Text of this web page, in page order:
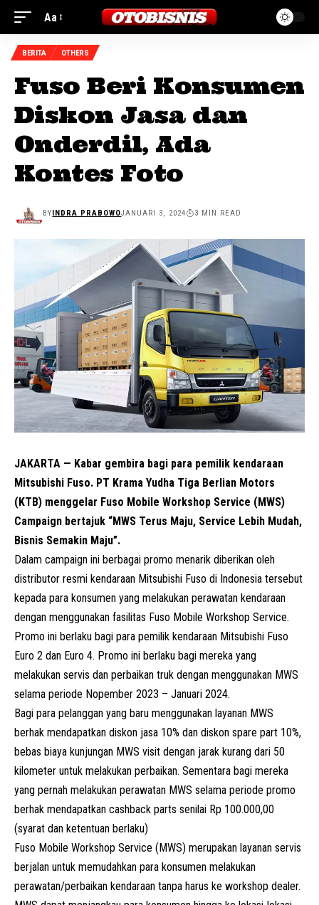
Aa
BERITA OTHERS
Fuso Beri Konsumen
Diskon Jasa dan
Onderdil, Ada
Kontes Foto
BYINDRA PRABOWOJANUARI 3, 2024 3 MIN READ
JAKARTA — Kabar gembira bagi para pemilik kendaraan
Mitsubishi Fuso. PT Krama Yudha Tiga Berlian Motors
(KTB) menggelar Fuso Mobile Workshop Service (MWS)
Campaign bertajuk “MWS Terus Maju, Service Lebih Mudah,
Bisnis Semakin Maju”.
Dalam campaign ini berbagai promo menarik diberikan oleh
distributor resmi kendaraan Mitsubishi Fuso di Indonesia tersebut
kepada para konsumen yang melakukan perawatan kendaraan
dengan menggunakan fasilitas Fuso Mobile Workshop Service.
Promo ini berlaku bagi para pemilik kendaraan Mitsubishi Fuso
Euro 2 dan Euro 4. Promo ini berlaku bagi mereka yang
melakukan servis dan perbaikan truk dengan menggunakan MWS
selama periode Nopember 2023 – Januari 2024.
Bagi para pelanggan yang baru menggunakan layanan MWS
berhak mendapatkan diskon jasa 10% dan diskon spare part 10%,
bebas biaya kunjungan MWS visit dengan jarak kurang dari 50
kilometer untuk melakukan perbaikan. Sementara bagi mereka
yang pernah melakukan perawatan MWS selama periode promo
berhak mendapatkan cashback parts senilai Rp 100.000,00
(syarat dan ketentuan berlaku)
Fuso Mobile Workshop Service (MWS) merupakan layanan servis
berjalan untuk memudahkan para konsumen melakukan
perawatan/perbaikan kendaraan tanpa harus ke workshop dealer.